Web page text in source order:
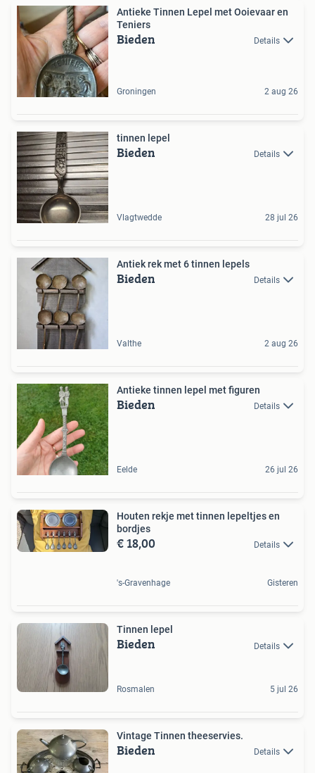
Antieke Tinnen Lepel met Ooievaar en
Teniers
Bieden Details
Groningen 2 aug 26
tinnen lepel
Bieden Details
Vlagtwedde 28 jul 26
Antiek rek met 6 tinnen lepels
Bieden Details
Valthe 2 aug 26
Antieke tinnen lepel met figuren
Bieden Details
Eelde 26 jul 26
Houten rekje met tinnen lepeltjes en
bordjes
€ 18,00 Details
's-Gravenhage Gisteren
Tinnen lepel
Bieden Details
Rosmalen 5 jul 26
Vintage Tinnen theeservies.
Bieden Details